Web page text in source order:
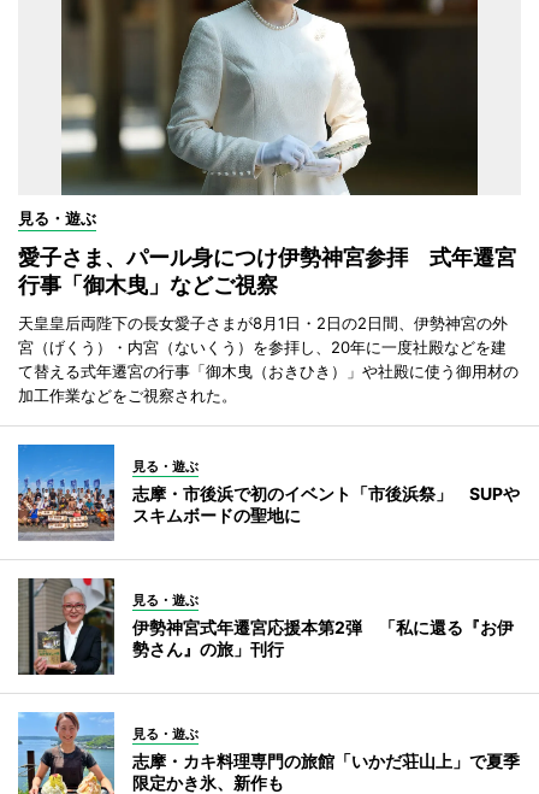
見る・遊ぶ
愛子さま、パール身につけ伊勢神宮参拝 式年遷宮
行事「御木曳」などご視察
天皇皇后両陛下の長女愛子さまが8月1日・2日の2日間、伊勢神宮の外
宮（げくう）・内宮（ないくう）を参拝し、20年に一度社殿などを建
て替える式年遷宮の行事「御木曳（おきひき）」や社殿に使う御用材の
加工作業などをご視察された。
見る・遊ぶ
志摩・市後浜で初のイベント「市後浜祭」 SUPや
スキムボードの聖地に
見る・遊ぶ
伊勢神宮式年遷宮応援本第2弾 「私に還る『お伊
勢さん』の旅」刊行
見る・遊ぶ
志摩・カキ料理専門の旅館「いかだ荘山上」で夏季
限定かき氷、新作も